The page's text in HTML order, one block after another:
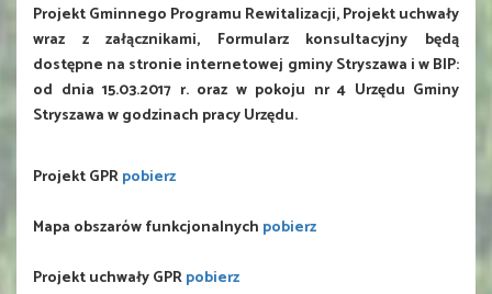
Projekt Gminnego Programu Rewitalizacji, Projekt uchwały
wraz z załącznikami, Formularz konsultacyjny będą
dostępne na stronie internetowej gminy Stryszawa i w BIP:
od dnia 15.03.2017 r. oraz w pokoju nr 4 Urzędu Gminy
Stryszawa w godzinach pracy Urzędu.
Projekt GPRpobierz
Mapa obszarów funkcjonalnych pobierz
Projekt uchwały GPRpobierz